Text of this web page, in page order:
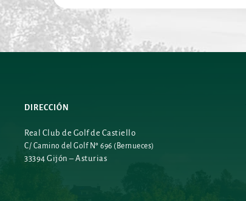
DIRECCIÓN
Real Club de Golf de Castiello
C/ Camino del Golf Nº 696 (Bernueces)
33394 Gijón – Asturias